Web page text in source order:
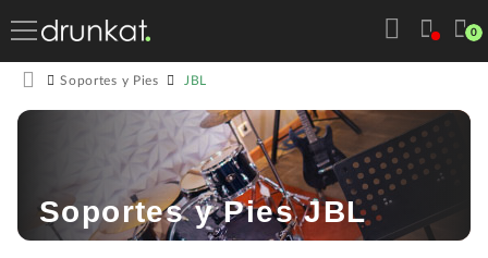
0
Soportes y Pies JBL
Soportes y Pies JBL